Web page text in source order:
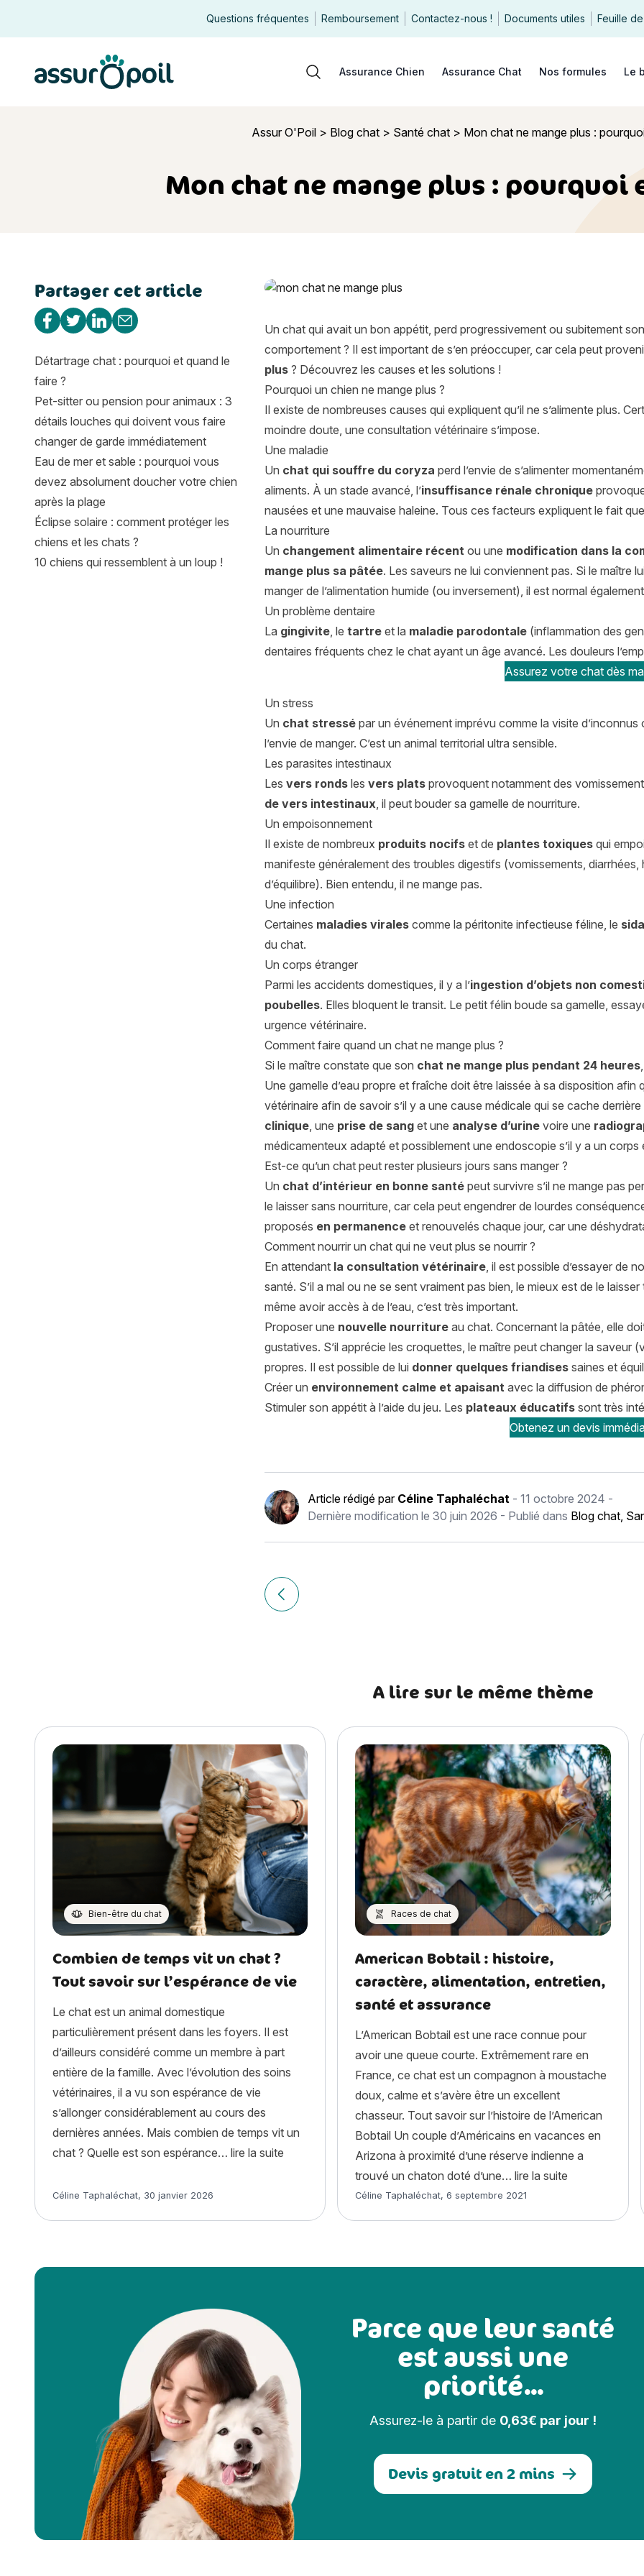
Questions fréquentes Remboursement Contactez-nous ! Documents utiles Feuille
Rechercher
Assurance Chien Assurance Chat Nos formules Le
Assur O'Poil> Blog chat> Santé chat> Mon chat ne mange plus :
Mon chat ne mange plus : pourquoi
Mon chat ne mange plus : pourquoi et que faire ?
Un chat qui avait un bon appétit, perd progressivement ou subitement
comportement ? Il est important de s’en préoccuper, car cela peut
plus ? Découvrez les causes et les solutions !
Pourquoi un chien ne mange plus ?
Il existe de nombreuses causes qui expliquent qu’il ne s’alimente plus.
moindre doute, une consultation vétérinaire s’impose.
Une maladie
Un chat qui souffre du coryza perd l’envie de s’alimenter
aliments. À un stade avancé, l’insuffisance rénale chronique
nausées et une mauvaise haleine. Tous ces facteurs expliquent le fait
La nourriture
Un changement alimentaire récent ou une modification dans la
mange plus sa pâtée. Les saveurs ne lui conviennent pas. Si le maître
manger de l’alimentation humide (ou inversement), il est normal
Un problème dentaire
La gingivite, le tartre et la maladie parodontale (inflammation des
dentaires fréquents chez le chat ayant un âge avancé. Les douleurs
Assurez votre chat dès
Un stress
Un chat stressé par un événement imprévu comme la visite
l’envie de manger. C’est un animal territorial ultra sensible.
Les parasites intestinaux
Les vers ronds les vers plats provoquent notamment des
de vers intestinaux, il peut bouder sa gamelle de nourriture.
Un empoisonnement
Il existe de nombreux produits nocifs et de plantes toxiques qui
manifeste généralement des troubles digestifs (vomissements,
d’équilibre). Bien entendu, il ne mange pas.
Une infection
Certaines maladies virales comme la péritonite infectieuse féline, le
du chat.
Un corps étranger
Parmi les accidents domestiques, il y a l’ingestion d’objets non
poubelles. Elles bloquent le transit. Le petit félin boude sa gamelle,
urgence vétérinaire.
Comment faire quand un chat ne mange plus ?
Si le maître constate que son chat ne mange plus pendant 24 heures
Une gamelle d’eau propre et fraîche doit être laissée à sa disposition
vétérinaire afin de savoir s’il y a une cause médicale qui se cache
clinique, une prise de sang et une analyse d’urine voire une
médicamenteux adapté et possiblement une endoscopie s’il y a un corps
Est-ce qu’un chat peut rester plusieurs jours sans manger ?
Un chat d’intérieur en bonne santé peut survivre s’il ne mange pas
le laisser sans nourriture, car cela peut engendrer de lourdes
proposés en permanence et renouvelés chaque jour, car une
Comment nourrir un chat qui ne veut plus se nourrir ?
En attendant la consultation vétérinaire, il est possible d’essayer de
santé. S’il a mal ou ne se sent vraiment pas bien, le mieux est de le
même avoir accès à de l’eau, c’est très important.
Proposer une nouvelle nourriture au chat. Concernant la pâtée, elle
gustatives. S’il apprécie les croquettes, le maître peut changer la saveur
propres. Il est possible de lui donner quelques friandises saines et
Créer un environnement calme et apaisant avec la diffusion de
Stimuler son appétit à l’aide du jeu. Les plateaux éducatifs sont très
Obtenez un devis
Article rédigé par Céline Taphaléchat - 11 octobre 2024 -
Dernière modification le 30 juin 2026 - Publié dans Blog chat,
Navigation
de
Article précédent Mon chien a la truffe chaude : est-il malade ?
Partager cet article
Partager sur Facebook
Partager sur Twitter
Partager sur Linkedin
Partager par e-mail
Détartrage chat : pourquoi et quand le
faire ?
Pet-sitter ou pension pour animaux : 3
détails louches qui doivent vous faire
changer de garde immédiatement
Eau de mer et sable : pourquoi vous
devez absolument doucher votre chien
après la plage
Éclipse solaire : comment protéger les
chiens et les chats ?
10 chiens qui ressemblent à un loup !
A lire sur le même thème
Bien-être du chat
Combien de temps vit un chat ?
Tout savoir sur l’espérance de vie
Le chat est un animal domestique
particulièrement présent dans les foyers. Il est
d’ailleurs considéré comme un membre à part
entière de la famille. Avec l’évolution des soins
vétérinaires, il a vu son espérance de vie
s’allonger considérablement au cours des
dernières années. Mais combien de temps vit un
chat ? Quelle est son espérance… lire la suite « Combien de temps vit un chat ? Tout savoir sur l’espérance de vie »
Article rédigé par
Céline Taphaléchat, 30 janvier 2026
Races de chat
American Bobtail : histoire,
caractère, alimentation, entretien,
santé et assurance
L’American Bobtail est une race connue pour
avoir une queue courte. Extrêmement rare en
France, ce chat est un compagnon à moustache
doux, calme et s’avère être un excellent
chasseur. Tout savoir sur l’histoire de l’American
Bobtail Un couple d’Américains en vacances en
Arizona à proximité d’une réserve indienne a
trouvé un chaton doté d’une…lire la suite
Article rédigé par
Céline Taphaléchat,6 septembre 2021
Parce que leur santé
est aussi une
priorité...
Assurez-le à partir de 0,63€ par jour !
Devis gratuit en 2 mins